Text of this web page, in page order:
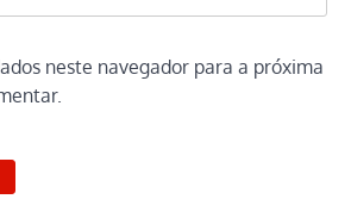
neste navegador para a próxima